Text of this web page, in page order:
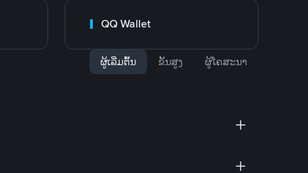
QQ Wallet
ຜູ້ເລີ່ມຕົ້ນ ຂັ້ນສູງ ຜູ້ໂຄສະນາ